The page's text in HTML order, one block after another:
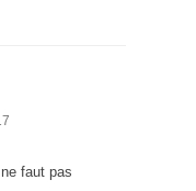
faut pas